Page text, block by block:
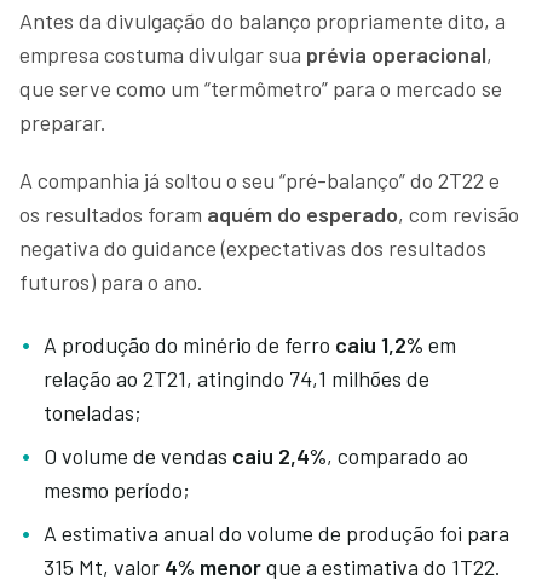
Antes da divulgação do balanço propriamente dito, a
empresa costuma divulgar sua prévia operacional,
que serve como um “termômetro” para o mercado se
preparar.
A companhia já soltou o seu “pré-balanço” do 2T22 e
os resultados foram aquém do esperado, com revisão
negativa do guidance (expectativas dos resultados
futuros) para o ano.
A produção do minério de ferro caiu 1,2% em
relação ao 2T21, atingindo 74,1 milhões de
toneladas;
O volume de vendas caiu 2,4%, comparado ao
mesmo período;
A estimativa anual do volume de produção foi para
315 Mt, valor 4% menorque a estimativa do 1T22.